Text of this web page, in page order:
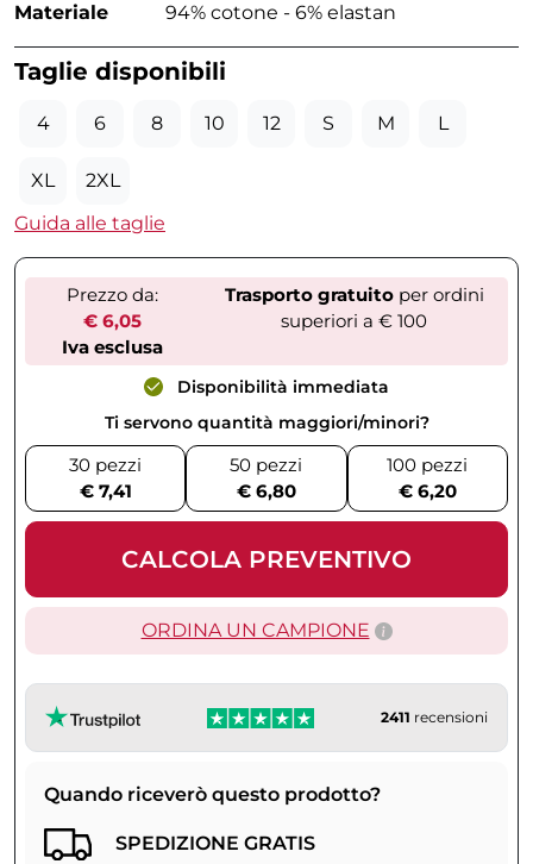
Materiale 94% cotone - 6% elastan
Taglie disponibili
4 6 8 10 12 S M L
XL
2XL
Guida alle taglie
Prezzo da:
€ 6,05
Iva esclusa
Trasporto gratuitoper ordini
superiori a € 100
Disponibilità immediata
Ti servono quantità maggiori/minori?
30 pezzi
€ 7,41
50 pezzi
€ 6,80
100 pezzi
€ 6,20
CALCOLA PREVENTIVO
ORDINA UN CAMPIONE
2411 recensioni
Quando riceverò questo prodotto?
SPEDIZIONE GRATIS